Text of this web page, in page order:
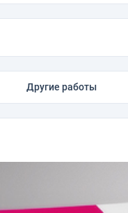
Другие работы